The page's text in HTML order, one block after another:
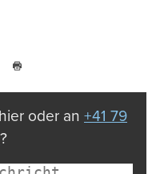
drucken
oder an +41 79
?